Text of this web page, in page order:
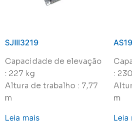
SJIII3219
Capacidade de elevação
: 227 kg
Altura de trabalho : 7,77
m
Leia mais
:
m
Leia